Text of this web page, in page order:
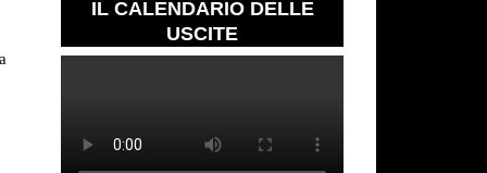
IL CALENDARIO DELLE
USCITE